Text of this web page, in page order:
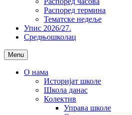
Распоред термина
Тематске недеље
Упис 2026/27.
Средњошколац
Menu
О нама
Историјат школе
Школа данас
Колектив
Управа школе